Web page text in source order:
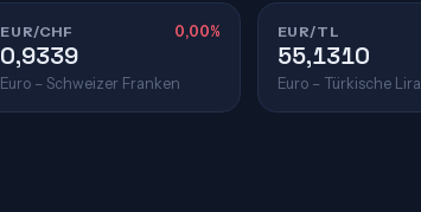
EUR/CHF 0,00%
0,9339
Euro – Schweizer Franken
EUR/TL
55,1310
Euro – Türkische Lira